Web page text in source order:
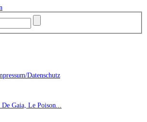
Datenschutz